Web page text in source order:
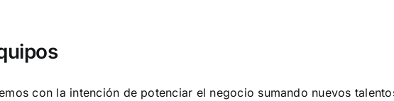
con la intención de potenciar el negocio sumando nuevos